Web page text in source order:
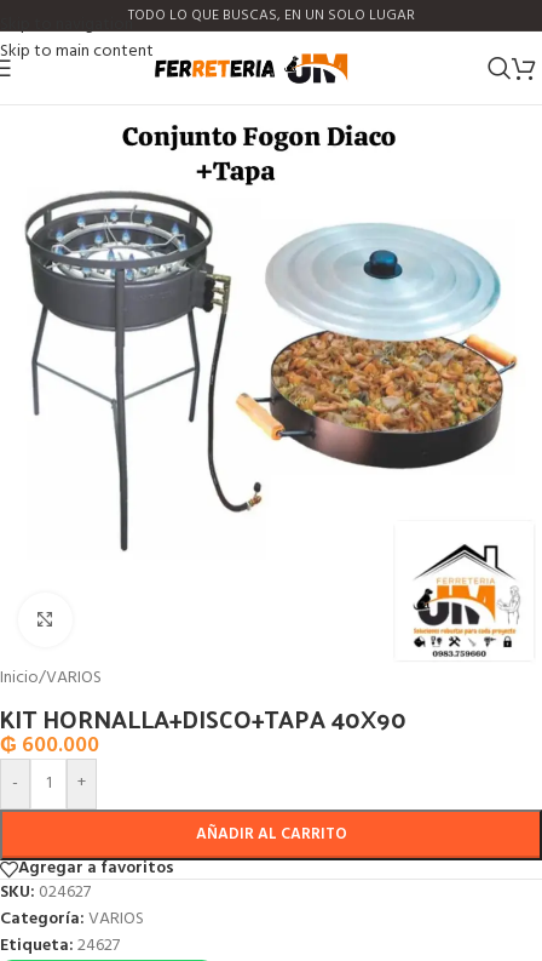
Skip to navigation
Skip to main content
TODO LO QUE BUSCAS, EN UN SOLO LUGAR
Inicio/VARIOS
KIT HORNALLA+DISCO+TAPA 40X90
₲ 600.000
- +
AÑADIR AL CARRITO
Agregar a favoritos
SKU: 024627
Categoría:VARIOS
Etiqueta:24627